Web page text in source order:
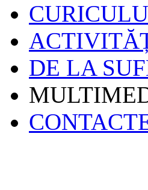
DE LA